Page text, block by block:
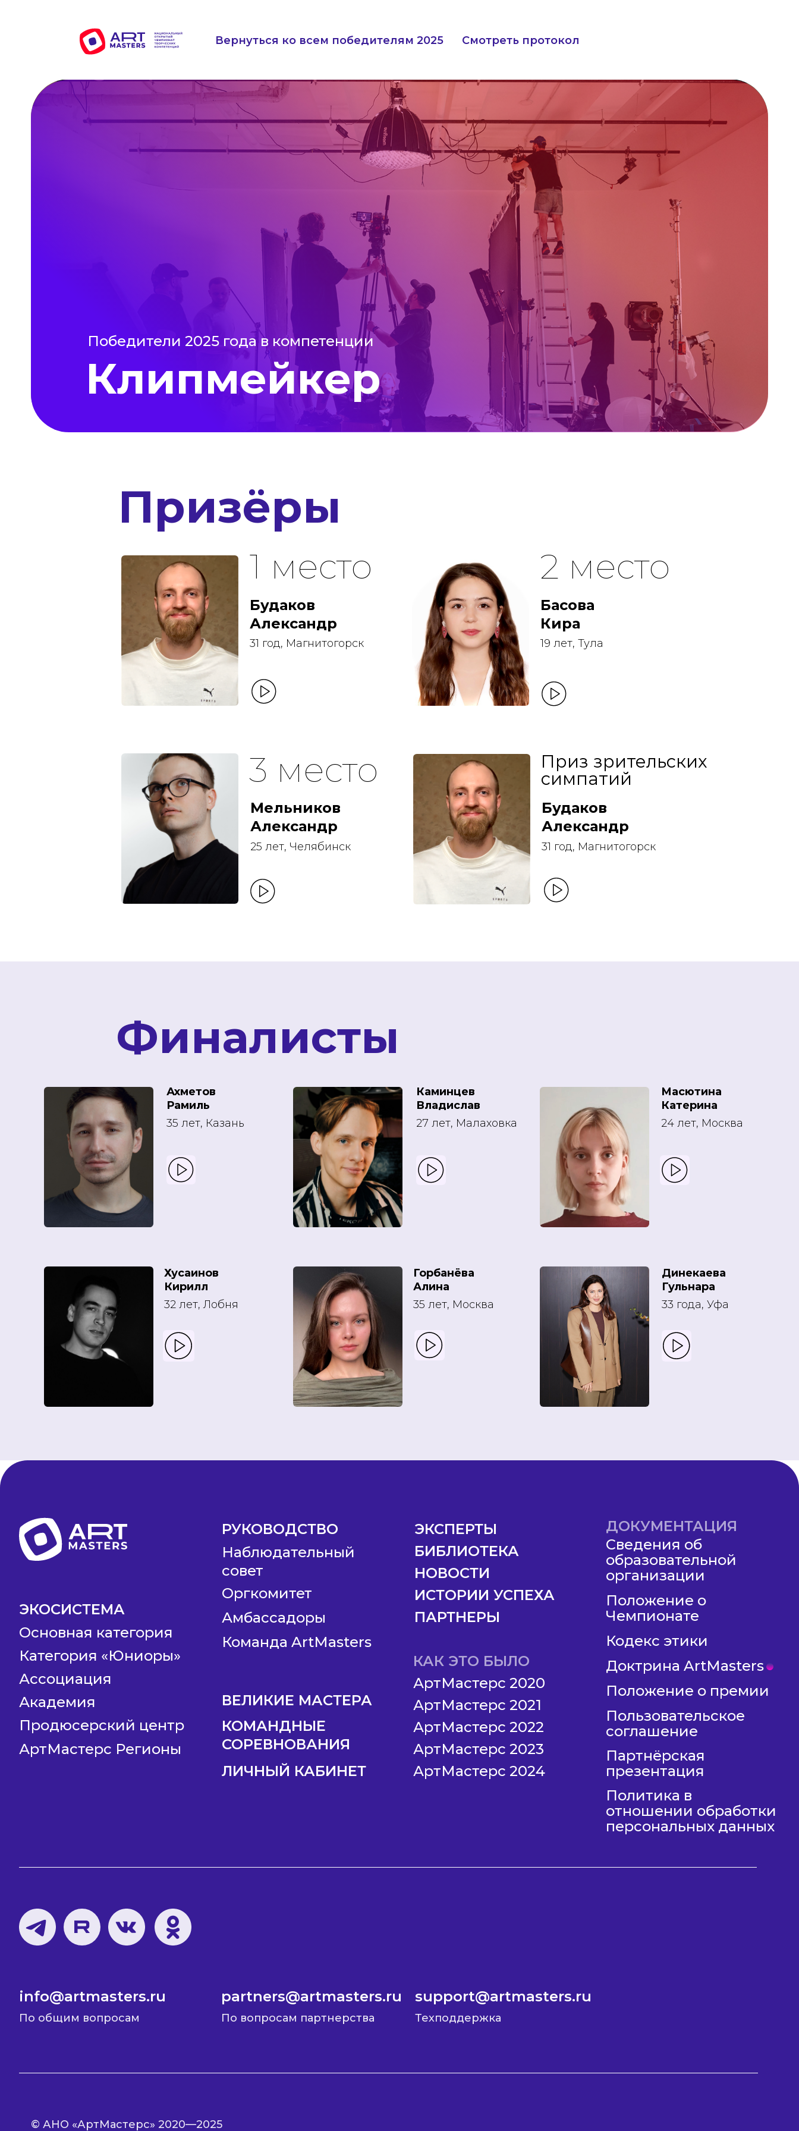
Вернуться ко всем победителям 2025 Смотреть протокол
Клипмейкер
Победители 2025 года в компетенции
Будаков
Александр
31 год, Магнитогорск
1 место
Будаков
Александр
31 год, Магнитогорск
Приз зрительских
симпатий
Басова
Кира
19 лет, Тула
2 место
Мельников
Александр
25 лет, Челябинск
3 место
Призёры
Каминцев
Владислав
Горбанёва
Алина
27 лет, Малаховка
35 лет, Москва
Масютина
Катерина
24 лет, Москва
Хусаинов
Кирилл
32 лет, Лобня
Ахметов
Рамиль
Динекаева
Гульнара
35 лет, Казань
33 года, Уфа
Финалисты
РУКОВОДСТВО
КОМАНДНЫЕ
СОРЕВНОВАНИЯ
ВЕЛИКИЕ МАСТЕРА
Наблюдательный
совет
Амбассадоры
ЭКСПЕРТЫ
БИБЛИОТЕКА
НОВОСТИ
ИСТОРИИ УСПЕХА
ПАРТНЕРЫ
Команда ArtMasters
ЛИЧНЫЙ КАБИНЕТ
ЭКОСИСТЕМА
Ассоциация
Академия
Продюсерский центр
АртМастерс Регионы
КАК ЭТО БЫЛО
АртМастерс 2020
АртМастерс 2021
АртМастерс 2022
АртМастерс 2023
АртМастерс 2024
© АНО «АртМастерс» 2020—2025
Основная категория
Категория «Юниоры»
Оргкомитет
partners@artmasters.ru
По вопросам партнерства
info@artmasters.ru
По общим вопросам
support@artmasters.ru
Техподдержка
ДОКУМЕНТАЦИЯ
Сведения об
образовательной
организации
Положение о
Чемпионате
Кодекс этики
Доктрина ArtMasters
Положение о премии
Пользовательское
соглашение
Партнёрская
презентация
Политика в
отношении обработки
персональных данных